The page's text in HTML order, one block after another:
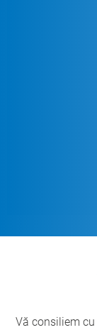
Vă consiliem